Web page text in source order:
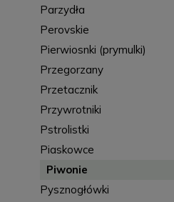
Parzydła
Perovskie
Pierwiosnki (prymulki)
Przegorzany
Przetacznik
Przywrotniki
Pstrolistki
Piaskowce
Piwonie
Pysznogłówki